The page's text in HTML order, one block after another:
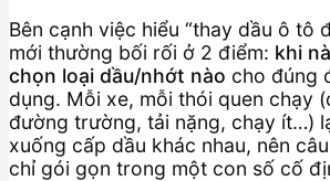
Bên cạnh việc hiểu “thay dầu ô tô
mới thường bối rối ở 2 điểm: khi
chọn loại dầu/nhớt nào cho đúng
dụng. Mỗi xe, mỗi thói quen chạy
đường trường, tải nặng, chạy ít…)
xuống cấp dầu khác nhau, nên
chỉ gói gọn trong một con số cố